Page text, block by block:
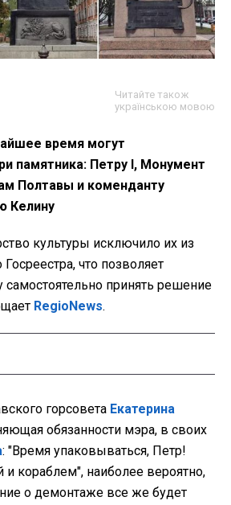
Читайте також
українською мовою
время могут
памятника: Петру I, Монумент
Полтавы и коменданту
Келину
культуры исключило их из
что позволяет
самостоятельно принять решение
RegioNews.
горсовета Екатерина
обязанности мэра, в своих
: "Время упаковываться, Петр!
и кораблем", наиболее вероятно,
о демонтаже все же будет